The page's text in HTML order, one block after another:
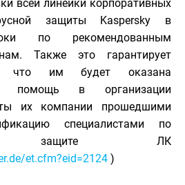
всей линейки корпоративных
защиты Kaspersky в
по рекомендованным
Также это гарантирует
что им будет оказана
помощь в организации
их компании прошедшими
специалистами по
защите ЛК
et.cfm?eid=2124 )